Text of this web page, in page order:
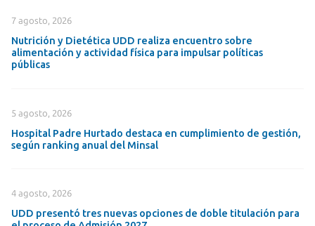
7 agosto, 2026
Nutrición y Dietética UDD realiza encuentro sobre
alimentación y actividad física para impulsar políticas
públicas
5 agosto, 2026
Hospital Padre Hurtado destaca en cumplimiento de gestión,
según ranking anual del Minsal
4 agosto, 2026
UDD presentó tres nuevas opciones de doble titulación para